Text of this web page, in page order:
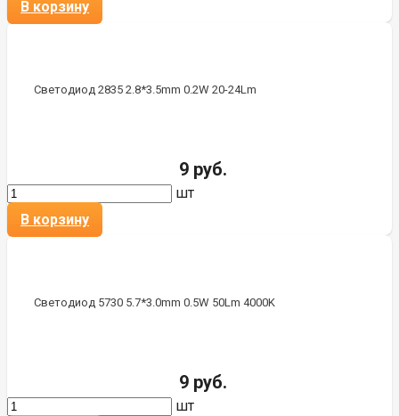
В корзину
Светодиод 2835 2.8*3.5mm 0.2W 20-24Lm
9 руб.
шт
В корзину
Светодиод 5730 5.7*3.0mm 0.5W 50Lm 4000K
9 руб.
шт